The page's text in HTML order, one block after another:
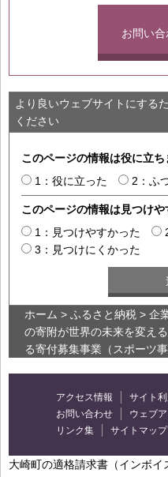
お問い
より良いウェブサイトにする
ください
このページの情報は役に立ち
1：役に立った
2：ふ
このページの情報は見つけや
1：見つけやすかった
3：見つけにくかった
ホーム > ふるさと納税 > 企
の寄附が世界の未来を変える
る寄付募集事業（スポーツ事
アクセス情報
サイト
お問い合わせ
ウェブ
リンク集
サイトマップ
大崎町の適格請求書（インボ